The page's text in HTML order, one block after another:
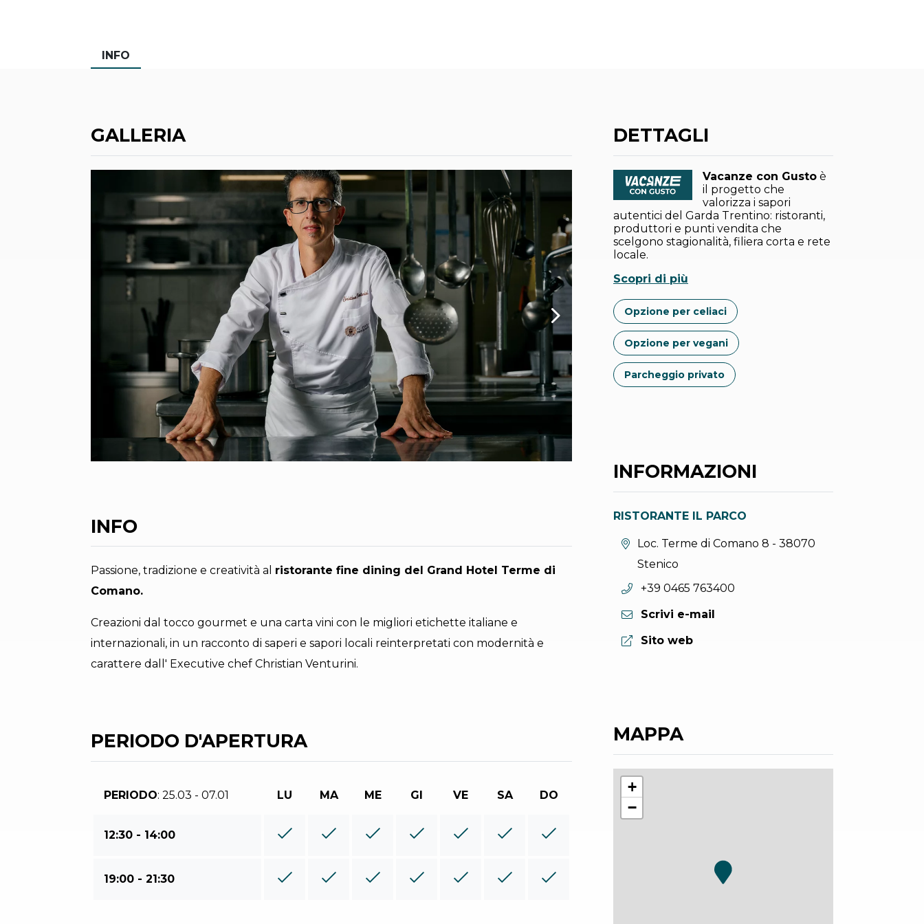
INFO
GALLERIA
INFO
Passione, tradizione e creatività al ristorante fine dining del Grand Hotel Terme di
Comano.
Creazioni dal tocco gourmet e una carta vini con le migliori etichette italiane e
internazionali, in un racconto di saperi e sapori locali reinterpretati con modernità e
carattere dall' Executive chef Christian Venturini.
PERIODO D'APERTURA
PERIODO: 25.03 - 07.01 LU MA ME GI VE SA DO
12:30 - 14:00
19:00 - 21:30
DETTAGLI
Vacanze con Gusto è
il progetto che
valorizza i sapori
autentici del Garda Trentino: ristoranti,
produttori e punti vendita che
scelgono stagionalità, filiera corta e rete
locale.
Scopri di più
Opzione per celiaci
Opzione per vegani
Parcheggio privato
INFORMAZIONI
RISTORANTE IL PARCO
Località:Loc. Terme di Comano 8 - 38070
Stenico
Telefono:
+39 0465 763400
Scrivi e-mail
Sito web:
Sito web
MAPPA
+
−